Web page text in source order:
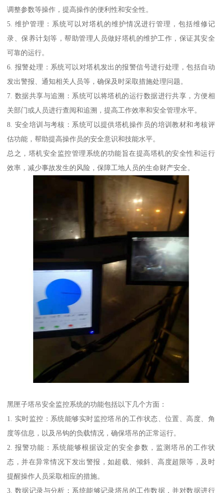
调整参数等操作，提高操作的便利性和安全性。
5. 维护管理：系统可以对塔机的维护情况进行管理，包括维修记
录、保养计划等，帮助管理人员做好塔机的维护工作，保证其安全
可靠的运行。
6. 报警处理：系统可以对塔机发出的报警信号进行处理，包括自动
发出警报、通知相关人员等，确保及时采取措施处理问题。
7. 数据共享与追溯：系统可以将塔机的运行数据进行共享，方便相
关部门或人员进行查阅和追溯，提高工作效率和安全管理水平。
8. 安全培训与考核：系统可以提供塔机操作员的培训教材和考核评
估功能，帮助提高操作员的安全意识和技能水平。
总之，塔机安全监控管理系统的功能旨在提高塔机的安全性和运行
效率，减少事故发生的风险，保障工地人员的生命财产安全。
黑匣子塔吊安全监控系统的功能包括以下几个方面：
1. 实时监控：系统能够实时监控塔吊的工作状态、位置、高度、角
度等信息，以及吊钩的负载情况，确保塔吊的正常运行。
2. 报警功能：系统能够根据设定的安全参数，监测塔吊的工作状
态，并在异常情况下发出警报，如超载、倾斜、高度超限等，及时
提醒操作人员采取相应的措施。
3. 数据记录与分析：系统能够记录塔吊的工作数据，并对数据进行